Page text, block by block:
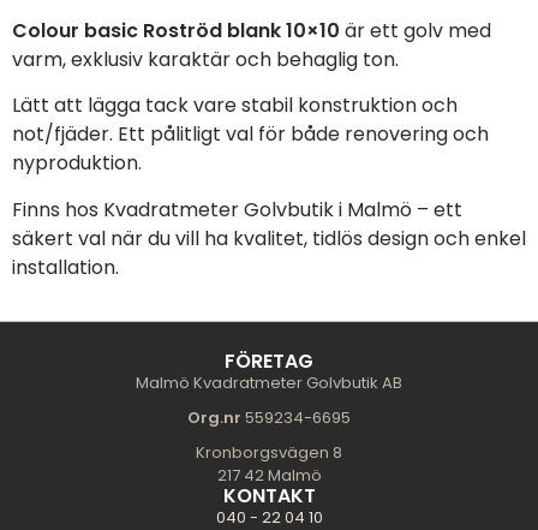
Colour basic Roströd blank 10×10 är ett golv med
varm, exklusiv karaktär och behaglig ton.
Lätt att lägga tack vare stabil konstruktion och
not/fjäder. Ett pålitligt val för både renovering och
nyproduktion.
Finns hos Kvadratmeter Golvbutik i Malmö – ett
säkert val när du vill ha kvalitet, tidlös design och enkel
installation.
FÖRETAG
Malmö Kvadratmeter Golvbutik AB
Org.nr 559234-6695
Kronborgsvägen 8
217 42 Malmö
KONTAKT
040 - 22 04 10